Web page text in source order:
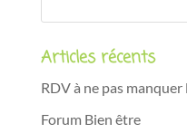
Articles récents
RDV à ne pas
Forum Bien être